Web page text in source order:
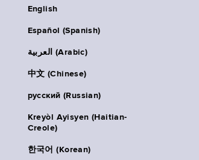
English
Español (Spanish)
العربية (Arabic)
中文 (Chinese)
русский (Russian)
Kreyòl Ayisyen (Haitian-
Creole)
한국어 (Korean)